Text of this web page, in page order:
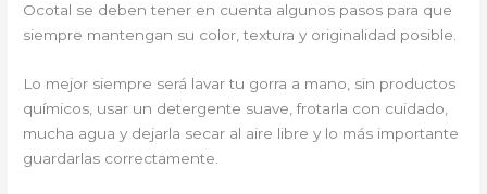
Ocotal se deben tener en cuenta algunos pasos para que
siempre mantengan su color, textura y originalidad posible.
Lo mejor siempre será lavar tu gorra a mano, sin productos
químicos, usar un detergente suave, frotarla con cuidado,
mucha agua y dejarla secar al aire libre y lo más importante
guardarlas correctamente.